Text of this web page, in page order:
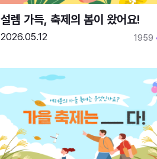
설렘 가득, 축제의 봄이 왔어요!
2026.05.12 1959